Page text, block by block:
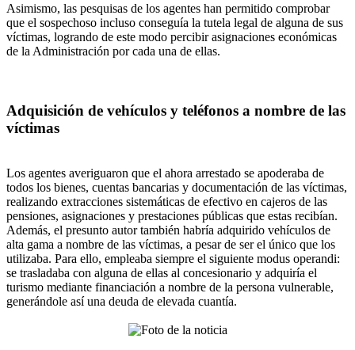
Asimismo, las pesquisas de los agentes han permitido comprobar
que el sospechoso incluso conseguía la tutela legal de alguna de sus
víctimas, logrando de este modo percibir asignaciones económicas
de la Administración por cada una de ellas.
Adquisición de vehículos y teléfonos a nombre de las
víctimas
Los agentes averiguaron que el ahora arrestado se apoderaba de
todos los bienes, cuentas bancarias y documentación de las víctimas,
realizando extracciones sistemáticas de efectivo en cajeros de las
pensiones, asignaciones y prestaciones públicas que estas recibían.
Además, el presunto autor también habría adquirido vehículos de
alta gama a nombre de las víctimas, a pesar de ser el único que los
utilizaba. Para ello, empleaba siempre el siguiente modus operandi:
se trasladaba con alguna de ellas al concesionario y adquiría el
turismo mediante financiación a nombre de la persona vulnerable,
generándole así una deuda de elevada cuantía.